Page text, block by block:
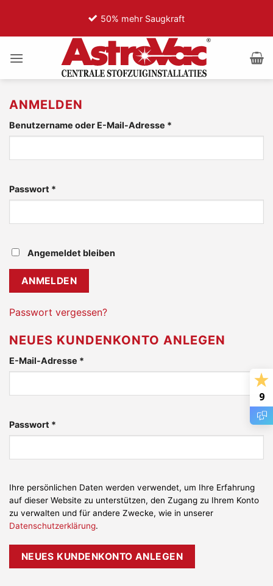
springen
50% mehr Saugkraft
ANMELDEN
Benutzername oder E-Mail-Adresse *
Passwort *
Angemeldet bleiben
ANMELDEN
Passwort vergessen?
NEUES KUNDENKONTO ANLEGEN
E-Mail-Adresse *
Passwort *
Ihre persönlichen Daten werden verwendet, um Ihre Erfahrung
auf dieser Website zu unterstützen, den Zugang zu Ihrem Konto
zu verwalten und für andere Zwecke, wie in unserer
Datenschutzerklärung.
NEUES KUNDENKONTO ANLEGEN
9